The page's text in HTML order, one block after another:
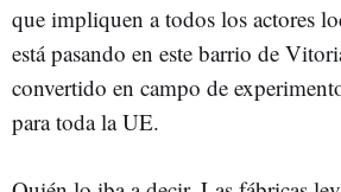
que impliquen a todos los actores
está pasando en este barrio de
convertido en campo de
para toda la UE.